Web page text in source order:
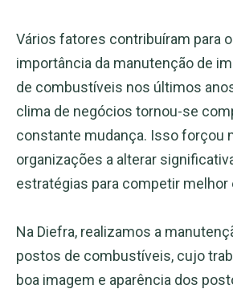
Vários fatores contribuíram para
importância da manutenção de
de combustíveis nos últimos
clima de negócios tornou-se
constante mudança. Isso forçou
organizações a alterar
estratégias para competir melhor
Na Diefra, realizamos a
postos de combustíveis, cujo
boa imagem e aparência dos